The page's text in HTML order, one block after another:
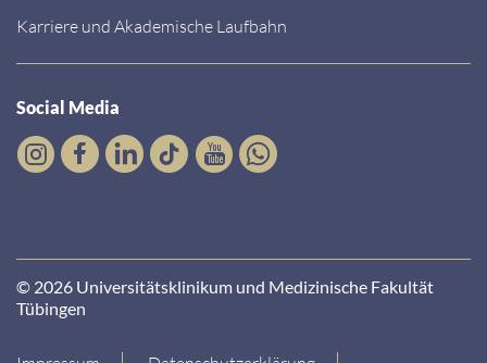
Karriere und Akademische Laufbahn
Social Media
© 2026 Universitätsklinikum und Medizinische Fakultät
Tübingen